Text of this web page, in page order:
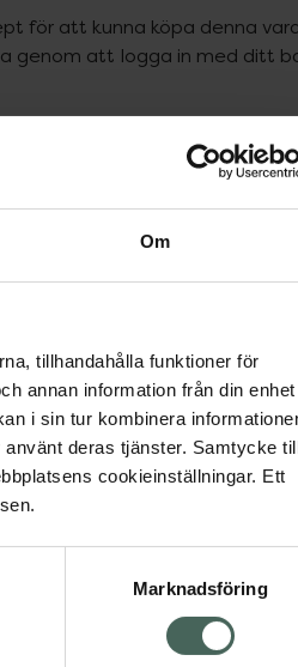
Om
tillhandahålla funktioner för
annan information från din enhet
i sin tur kombinera
deras tjänster. Samtycke
cookieinställningar. Ett
Marknadsföring
för att kunna köpa denna
genom att logga in med ditt
Pris med recept
Högkostnadsskyddet gäller
I apotek:2095,18 kr
Köp via ditt recept
Om recept och läkemedel